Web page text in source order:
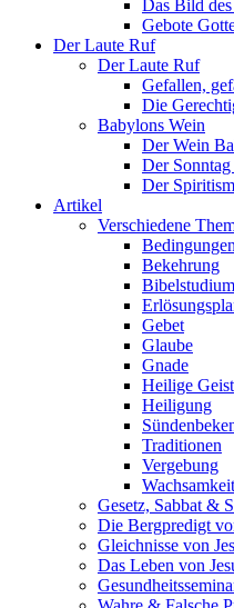
Das Bild
Gebote
Der Laute Ruf
Der Laute Ruf
Gefallen,
Die
Babylons Wein
Der Wein
Der
Der
Artikel
Verschiedene
Bedingungen
Bekehrung
Bibelstudium
Gebet
Glaube
Gnade
Heilige Geist
Heiligung
Traditionen
Vergebung
Wachsamkeit
Gesetz, Sabbat &
Die Bergpredigt
Gleichnisse von
Das Leben von